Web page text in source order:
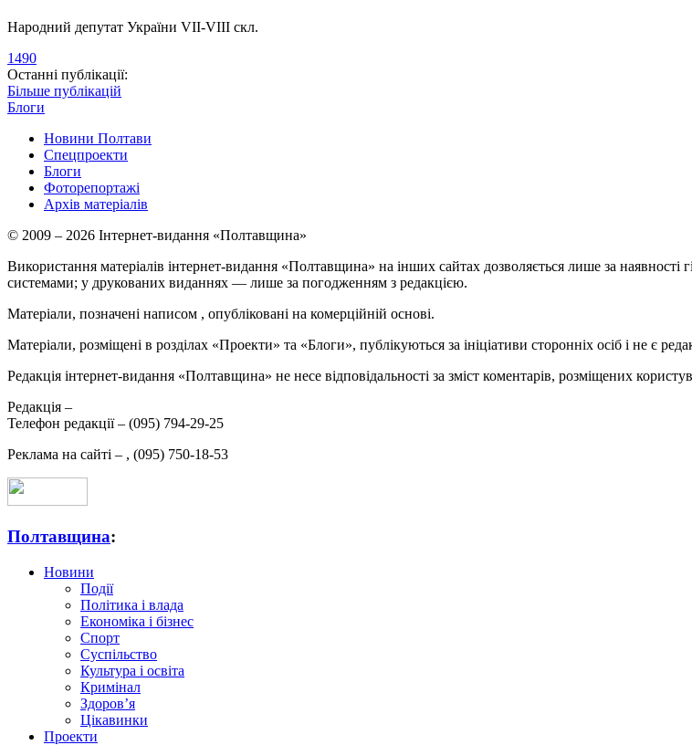
Народний депутат України VII-VIII скл.
1490
Останні публікації:
Більше публікацій
Блоги
Новини Полтави
Спецпроекти
Блоги
Фоторепортажі
Архів матеріалів
© 2009 – 2026 Інтернет-видання «Полтавщина»
Використання матеріалів інтернет-видання «Полтавщина» на інших сайтах дозволяється лише за наявності
системами; у друкованих виданнях — лише за погодженням з редакцією.
Матеріали, позначені написом , опубліковані на комерційній основі.
Матеріали, розміщені в розділах «Проекти» та «Блоги», публікуються за ініціативи сторонніх осіб і не є
Редакція інтернет-видання «Полтавщина» не несе відповідальності за зміст коментарів, розміщених
Редакція –
Телефон редакції – (095) 794-29-25
Реклама на сайті – , (095) 750-18-53
Полтавщина:
Новини
Події
Політика і влада
Економіка і бізнес
Спорт
Суспільство
Культура і освіта
Кримінал
Здоров’я
Цікавинки
Проекти